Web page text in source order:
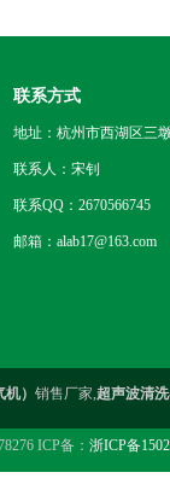
联系方式
地址：杭州市西湖区三
联系人：宋钊
联系QQ：2670566745
邮箱：alab17@163.com
） 销售厂家,超声波清
ICP备： 浙ICP备